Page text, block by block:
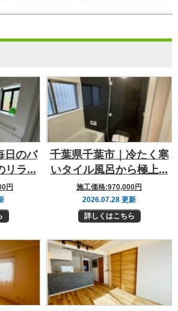
日のバ
リラ...
円
千葉県千葉市｜冷たく寒
いタイル風呂から極上...
施工価格:970,000円
2026.07.28 更新
詳しくはこちら